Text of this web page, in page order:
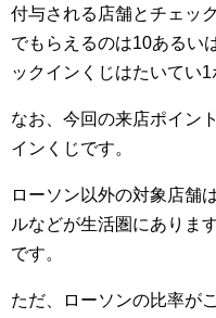
付与される店舗とチェッ
でもらえるのは10あるい
ックインくじはたいてい1
なお、今回の来店ポイン
インくじです。
ローソン以外の対象店舗
ルなどが生活圏にありま
です。
ただ、ローソンの比率が